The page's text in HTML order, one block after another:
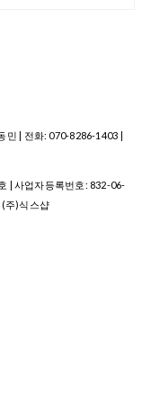
| 전화: 070-8286-1403 |
| 사업자등록번호: 832-06-
(주)식스샵